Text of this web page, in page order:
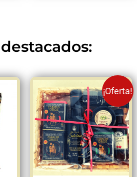
¡Oferta!
El
precio
original
era:
20,50€.
El
es: